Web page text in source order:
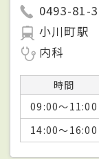
0493-81-
小川町駅
内科
時間
09:00～11:00
14:00～16:00